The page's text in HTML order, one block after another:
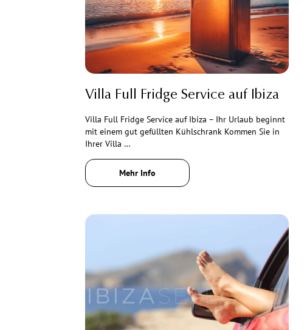
Villa Full Fridge Service auf Ibiza
Villa Full Fridge Service auf Ibiza – Ihr Urlaub beginnt
mit einem gut gefüllten Kühlschrank Kommen Sie in
Ihrer Villa …
Mehr Info